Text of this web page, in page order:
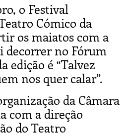
o Festival
Cómico da
os maiatos com a
decorrer no Fórum
edição é “Talvez
nos quer calar”.
da Câmara
com a direção
do Teatro